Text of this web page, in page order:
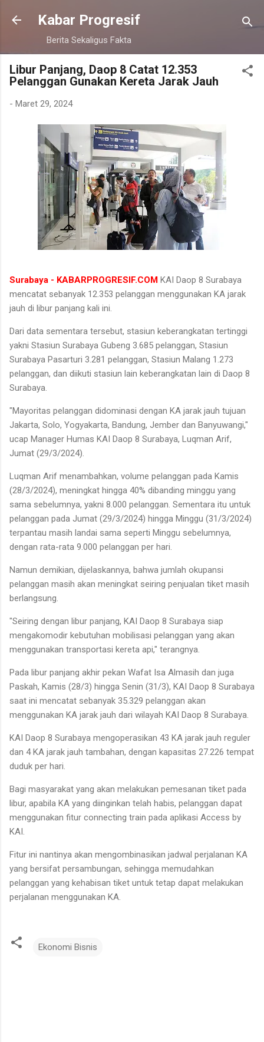
Langsung ke konten utama
Kabar Progresif
Berita Sekaligus Fakta
Libur Panjang, Daop 8 Catat 12.353
Pelanggan Gunakan Kereta Jarak Jauh
- Maret 29, 2024
Surabaya - KABARPROGRESIF.COM KAI Daop 8 Surabaya
mencatat sebanyak 12.353 pelanggan menggunakan KA jarak
jauh di libur panjang kali ini.
Dari data sementara tersebut, stasiun keberangkatan tertinggi
yakni Stasiun Surabaya Gubeng 3.685 pelanggan, Stasiun
Surabaya Pasarturi 3.281 pelanggan, Stasiun Malang 1.273
pelanggan, dan diikuti stasiun lain keberangkatan lain di Daop 8
Surabaya.
"Mayoritas pelanggan didominasi dengan KA jarak jauh tujuan
Jakarta, Solo, Yogyakarta, Bandung, Jember dan Banyuwangi,"
ucap Manager Humas KAI Daop 8 Surabaya, Luqman Arif,
Jumat (29/3/2024).
Luqman Arif menambahkan, volume pelanggan pada Kamis
(28/3/2024), meningkat hingga 40% dibanding minggu yang
sama sebelumnya, yakni 8.000 pelanggan. Sementara itu untuk
pelanggan pada Jumat (29/3/2024) hingga Minggu (31/3/2024)
terpantau masih landai sama seperti Minggu sebelumnya,
dengan rata-rata 9.000 pelanggan per hari.
Namun demikian, dijelaskannya, bahwa jumlah okupansi
pelanggan masih akan meningkat seiring penjualan tiket masih
berlangsung.
"Seiring dengan libur panjang, KAI Daop 8 Surabaya siap
mengakomodir kebutuhan mobilisasi pelanggan yang akan
menggunakan transportasi kereta api," terangnya.
Pada libur panjang akhir pekan Wafat Isa Almasih dan juga
Paskah, Kamis (28/3) hingga Senin (31/3), KAI Daop 8 Surabaya
saat ini mencatat sebanyak 35.329 pelanggan akan
menggunakan KA jarak jauh dari wilayah KAI Daop 8 Surabaya.
KAI Daop 8 Surabaya mengoperasikan 43 KA jarak jauh reguler
dan 4 KA jarak jauh tambahan, dengan kapasitas 27.226 tempat
duduk per hari.
Bagi masyarakat yang akan melakukan pemesanan tiket pada
libur, apabila KA yang diinginkan telah habis, pelanggan dapat
menggunakan fitur connecting train pada aplikasi Access by
KAI.
Fitur ini nantinya akan mengombinasikan jadwal perjalanan KA
yang bersifat persambungan, sehingga memudahkan
pelanggan yang kehabisan tiket untuk tetap dapat melakukan
perjalanan menggunakan KA.
Ekonomi Bisnis